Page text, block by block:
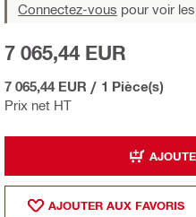
Connectez-vous pour voir
Prix net HT
7 065,44 EUR
7 065,44 EUR / 1 Pièce(s)
AJOUTER AUX FAVORIS